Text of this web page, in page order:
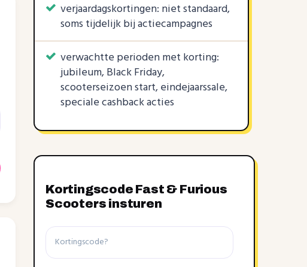
verjaardagskortingen: niet standaard,
soms tijdelijk bij actiecampagnes
verwachtte perioden met korting:
jubileum, Black Friday,
scooterseizoen start, eindejaarssale,
speciale cashback acties
Kortingscode Fast & Furious
Scooters insturen
Kortingscode